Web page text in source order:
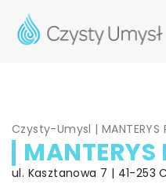
Czysty-Umysl |MANTERYS
MANTERYS
ul. Kasztanowa 7 | 41-253